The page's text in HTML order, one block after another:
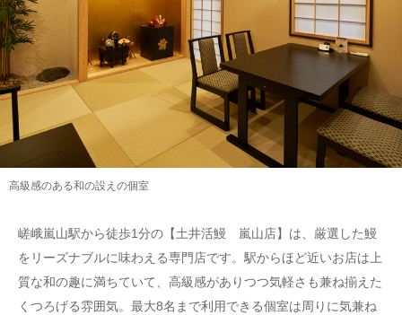
高級感のある和の設えの個室
嵯峨嵐山駅から徒歩1分の【土井活鰻 嵐山店】は、厳選した鰻
をリーズナブルに味わえる専門店です。駅からほど近いお店は上
質な和の趣に満ちていて、高級感がありつつ気軽さも兼ね揃えた
くつろげる雰囲気。最大8名まで利用できる個室は周りに気兼ね